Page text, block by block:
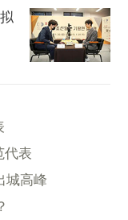
代表
城高峰